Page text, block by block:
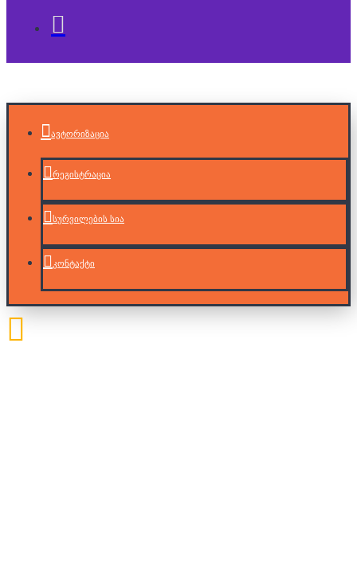
ავტორიზაცია
რეგისტრაცია
სურვილების სია
კონტაქტი